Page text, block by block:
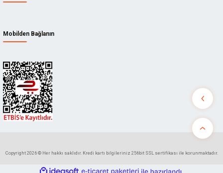
Mobilden Bağlanın
Copyright 2026 © Her hakkı saklıdır. Kredi kartı bilgileriniz 256bit SSL sertifikası ile korunmaktadır.
ideasoft e-